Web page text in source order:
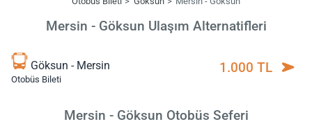
Mersin - Göksun Ulaşım Alternatifleri
Göksun - Mersin
Otobüs Bileti
1.000 TL
Mersin - Göksun Otobüs Seferi